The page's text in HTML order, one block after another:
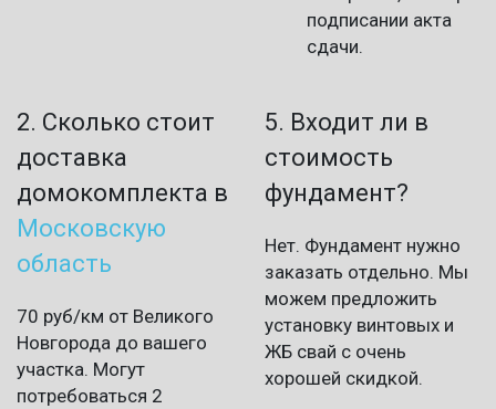
подписании акта
сдачи.
2. Сколько стоит
доставка
домокомплекта в
Московскую
область
70 руб/км от Великого
Новгорода до вашего
участка. Могут
потребоваться 2
5. Входит ли в
стоимость
фундамент?
Нет. Фундамент нужно
заказать отдельно. Мы
можем предложить
установку винтовых и
ЖБ свай с очень
хорошей скидкой.